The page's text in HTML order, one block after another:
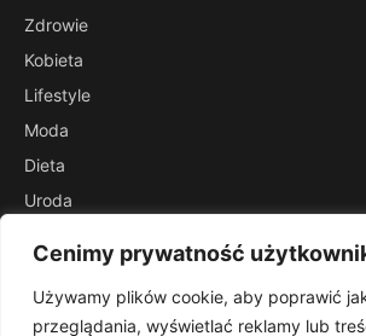
Cenimy prywatność
Używamy plików cookie, aby poprawić
przeglądania, wyświetlać reklamy lub
Zdrowie
Kobieta
Lifestyle
Moda
Dieta
Uroda
INFORMACJE